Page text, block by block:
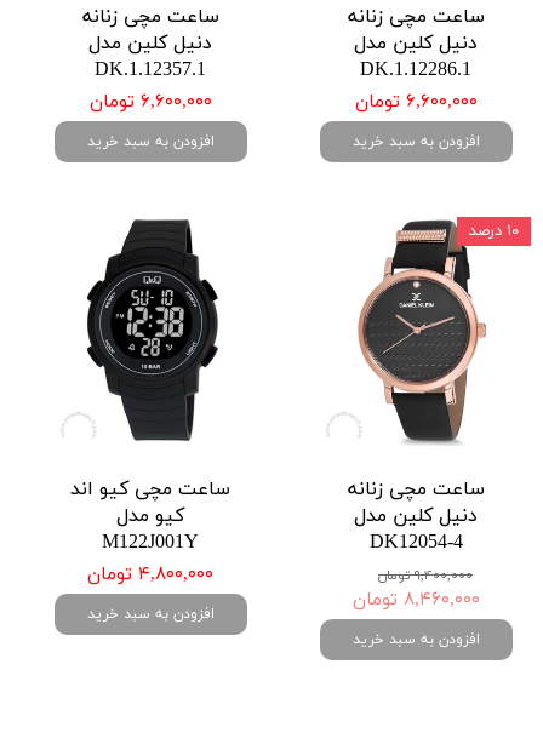
ساعت مچی زنانه
دنیل کلین مدل
DK.1.12286.1
۶,۶۰۰,۰۰۰ تومان
افزودن به سبد خرید
ساعت مچی زنانه
دنیل کلین مدل
DK.1.12357.1
۶,۶۰۰,۰۰۰ تومان
افزودن به سبد خرید
ساعت مچی زنانه
دنیل کلین مدل
DK12054-4
۹,۴۰۰,۰۰۰ تومان
۸,۴۶۰,۰۰۰ تومان
افزودن به سبد خرید
۱۰ درصد
ساعت مچی کیو اند
کیو مدل
M122J001Y
۴,۸۰۰,۰۰۰ تومان
افزودن به سبد خرید